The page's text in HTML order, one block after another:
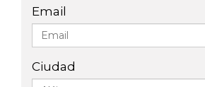
Email
Ciudad